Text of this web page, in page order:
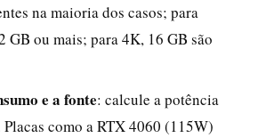
na maioria dos casos; para
GB ou mais; para 4K, 16 GB são
e a fonte: calcule a potência
como a RTX 4060 (115W)